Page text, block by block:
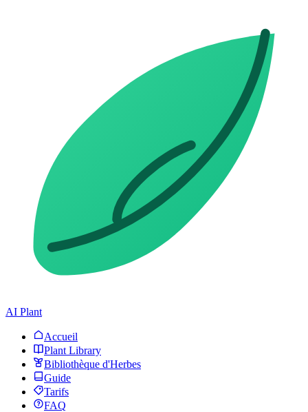
AI Plant
Accueil
Plant Library
Bibliothèque d'Herbes
Guide
Tarifs
FAQ